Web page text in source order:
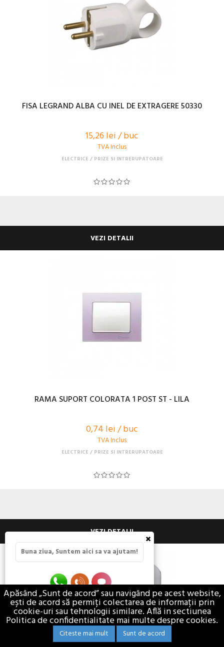
FISA LEGRAND ALBA CU INEL DE EXTRAGERE 50330
15,26 lei / buc
TVA Inclus
ELECTRICE PRIZE SI INTRERUPATOARE
VEZI DETALII
RAMA SUPORT COLORATA 1 POST ST - LILA
0,74 lei / buc
TVA Inclus
ELECTRICE PRIZE SI INTRERUPATOARE
VEZI DETALII
Apăsând „Sunt de acord” sau navigând pe acest website,
ești de acord să permiți colectarea de informații prin
cookie-uri sau tehnologii similare. Află in sectiunea
Politica de confidentialitate mai multe despre cookies.
Citeste mai mult Sunt de acord
×
Buna ziua, Suntem aici sa va ajutam!